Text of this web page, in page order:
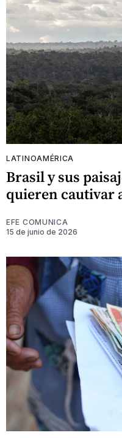
LATINOAMÉRICA
Brasil y sus
quieren cautivar
EFE COMUNICA
15 de junio de 2026